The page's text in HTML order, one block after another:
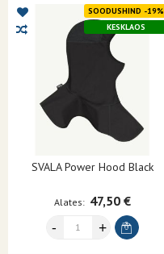
SOODUSHIND -19%
KESKLAOS
SVALA Power Hood Black
Alates 47,50 €